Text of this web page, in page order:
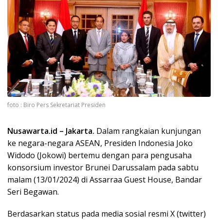
foto : Biro Pers Sekretariat Presiden
Nusawarta.id – Jakarta. Dalam rangkaian kunjungan
ke negara-negara ASEAN, Presiden Indonesia Joko
Widodo (Jokowi) bertemu dengan para pengusaha
konsorsium investor Brunei Darussalam pada sabtu
malam (13/01/2024) di Assarraa Guest House, Bandar
Seri Begawan.
Berdasarkan status pada media sosial resmi X (twitter)